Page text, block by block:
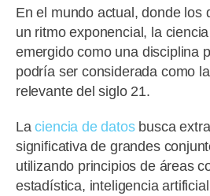
En el mundo actual, donde los
un ritmo exponencial, la
emergido como una disciplina
podría ser considerada como
relevante del siglo 21.
Laciencia de datos busca
significativa de grandes
utilizando principios de áreas
estadística, inteligencia